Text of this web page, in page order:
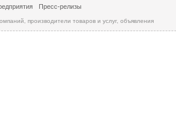
Пресс-релизы
производители товаров и услуг, объявления